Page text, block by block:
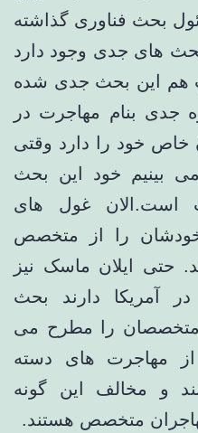
بحث فناوری گذاشته
های جدی وجود دارد
هم این بحث جدی شده
جدی بنام مهاجرت در
خاص خود را دارد وقتی
بینیم خود این بحث
است.الان غول های
خودشان را از متخصص
حتی ایلان ماسک نیز
در آمریکا دارند بحث
متخصصان را مطرح می
از مهاجرت های دسته
و مخالف این گونه
متخصص هستند.